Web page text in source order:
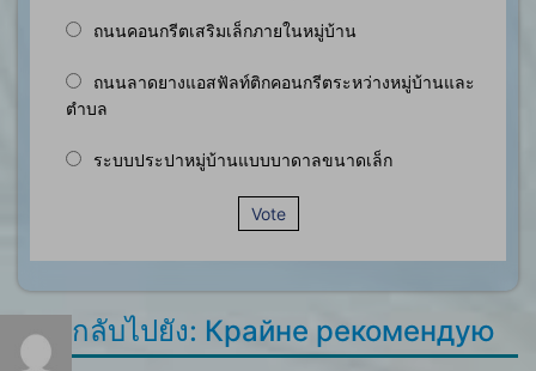
ถนนคอนกรีตเสริมเล็กภายในหมู่บ้าน
ถนนลาดยางแอสฟัลท์ติกคอนกรีตระหว่างหมู่บ้านและ
ตำบล
ระบบประปาหมู่บ้านแบบบาดาลขนาดเล็ก
Vote
ตอบกลับไปยัง: Крайне рекомендую